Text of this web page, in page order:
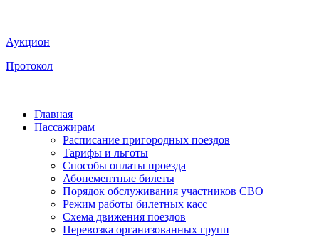
Аукцион
Протокол
Главная
Пассажирам
Расписание пригородных поездов
Тарифы и льготы
Способы оплаты проезда
Абонементные билеты
Порядок обслуживания участников СВО
Режим работы билетных касс
Схема движения поездов
Перевозка организованных групп